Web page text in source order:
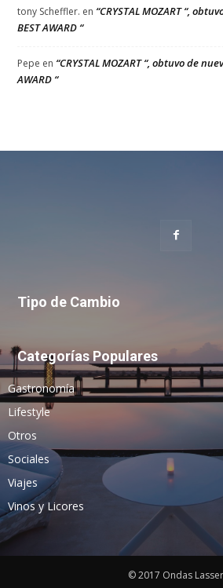
tony Scheffler. en “CRYSTAL MOZART “,
BEST AWARD “
Pepe en “CRYSTAL MOZART “, obtuvo de
AWARD “
Tipo de Cambio
Categorías Populares
Gastronomía
Lifestyle
Otros
Sociales
Viajes
Vinos y Licores
© 2017 Ondas Lasser